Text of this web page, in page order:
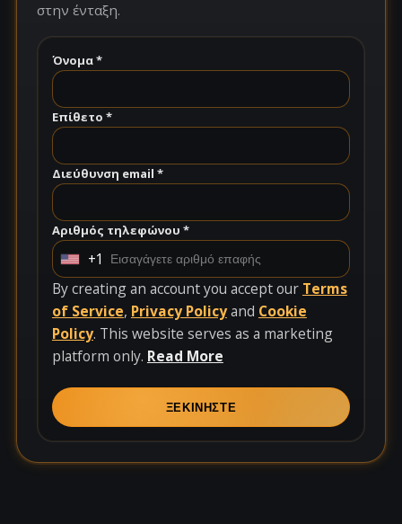
στην ένταξη.
Όνομα *
Επίθετο *
Διεύθυνση email *
Αριθμός τηλεφώνου *
U
n
i
t
e
t
a
t
+1
By creating an account you accept our Terms
of Service, Privacy Policyand Cookie
Policy. This website serves as a marketing
platform only. Read More
ΞΕΚΙΝΗΣΤΕ